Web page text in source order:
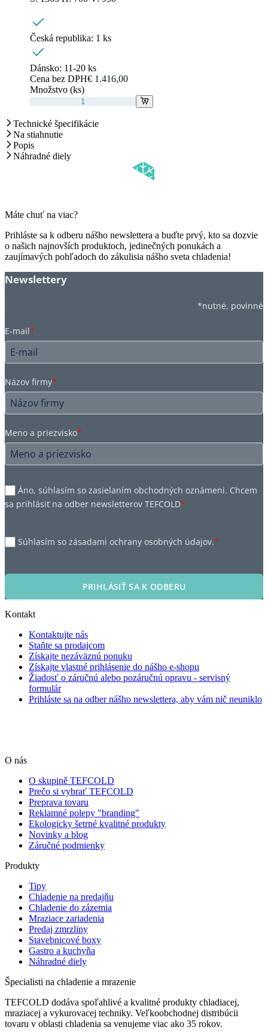
Česká republika: 1 ks
Dánsko: 11-20 ks
Cena bez DPH€ 1.416,00
Množstvo (ks)
Technické špecifikácie
Na stiahnutie
Popis
Náhradné diely
Máte chuť na viac?
Prihláste sa k odberu nášho newslettera a buďte prvý, kto sa dozvie
o našich najnovších produktoch, jedinečných ponukách a
zaujímavých pohľadoch do zákulisia nášho sveta chladenia!
Newslettery
*nutné, povinné
E-mail*
Názov firmy*
Meno a priezvisko*
Áno, súhlasím so zasielaním obchodných oznámeni. Chcem
sa prihlásiť na odber newsletterov TEFCOLD*
Súhlasím so zásadami ochrany osobných údajov.*
PRIHLÁSIŤ SA K ODBERU
Kontakt
Kontaktujte nás
Staňte sa prodajcom
Získajte nezáväznú ponuku
Získajte vlastné prihlásenie do nášho e-shopu
Žiadosť o záručnú alebo pozáručnú opravu - servisný
formulár
Prihláste sa na odber nášho newslettera, aby vám nič neuniklo
O nás
O skupině TEFCOLD
Prečo si vybrať TEFCOLD
Preprava tovaru
Reklamné polepy "branding"
Ekologicky šetrné kvalitné produkty
Novinky a blog
Záručné podmienky
Produkty
Tipy
Chladenie na predajňu
Chladenie do zázemia
Mraziace zariadenia
Predaj zmrzliny
Stavebnicové boxy
Gastro a kuchyňa
Náhradné diely
Špecialisti na chladenie a mrazenie
TEFCOLD dodáva spoľahlivé a kvalitné produkty chladiacej,
mraziacej a vykurovacej techniky. Veľkoobchodnej distribúcii
tovaru v oblasti chladenia sa venujeme viac ako 35 rokov.